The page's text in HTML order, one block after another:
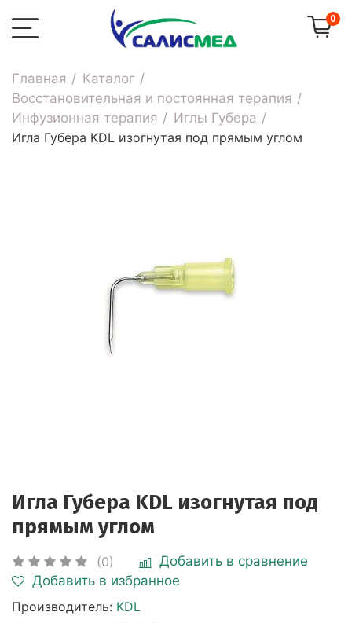
0
Главная
Каталог
Восстановительная и постоянная терапия
Инфузионная терапия
Иглы Губера
Игла Губера KDL изогнутая под прямым углом
Игла Губера KDL изогнутая под
прямым углом
(0)
Добавить в сравнение
Добавить в избранное
Производитель: KDL